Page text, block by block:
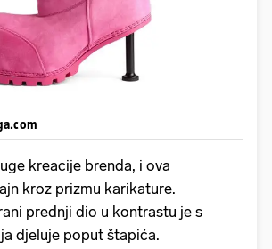
kreacije brenda, i ova
kroz prizmu karikature.
prednji dio u kontrastu je s
djeluje poput štapića.